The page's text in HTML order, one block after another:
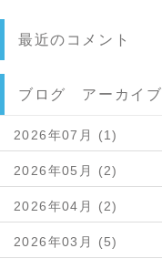
最近のコメント
ブログ アーカイブ
2026年07月 (1)
2026年05月 (2)
2026年04月 (2)
2026年03月 (5)